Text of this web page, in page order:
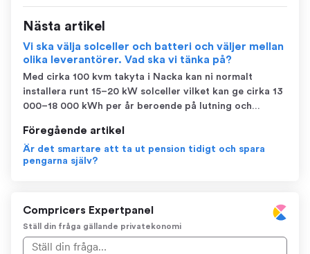
Nästa artikel
Vi ska välja solceller och batteri och väljer mellan
olika leverantörer. Vad ska vi tänka på?
Med cirka 100 kvm takyta i Nacka kan ni normalt
installera runt 15–20 kW solceller vilket kan ge cirka 13
000–18 000 kWh per år beroende på lutning och
gör en seriös analys av er elanvändning, huvudsäkring
och framtida behov (t.ex. elbil ell...
Föregående artikel
Är det smartare att ta ut pension tidigt och spara
pengarna själv?
Compricers Expertpanel
Ställ din fråga gällande privatekonomi